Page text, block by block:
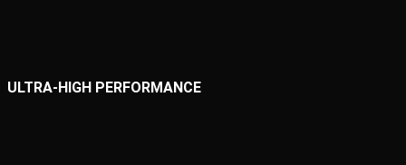
ULTRA-HIGH PERFORMANCE